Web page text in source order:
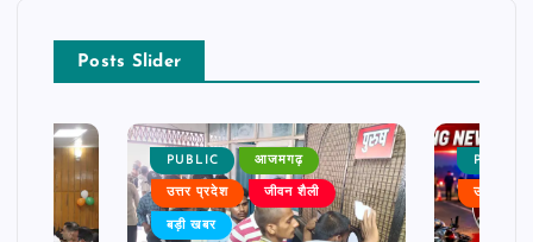
Posts Slider
PUBLIC आजमगढ़
उत्तर प्रदेश जीवन शैली
बड़ी खबर
PUBLIC
उत्तर